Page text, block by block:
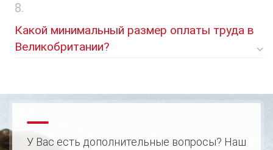
Какой минимальный размер оплаты труда в
Великобритании?
У Вас есть дополнительные вопросы? Наш